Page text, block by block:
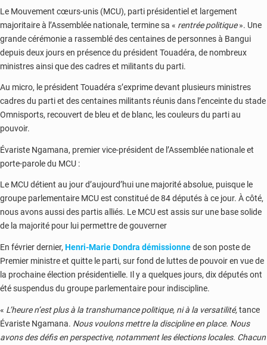
Le Mouvement cœurs-unis (MCU), parti présidentiel et largement
majoritaire à l’Assemblée nationale, termine sa « rentrée politique». Une
grande cérémonie a rassemblé des centaines de personnes à Bangui
depuis deux jours en présence du président Touadéra, de nombreux
ministres ainsi que des cadres et militants du parti.
Au micro, le président Touadéra s’exprime devant plusieurs ministres
cadres du parti et des centaines militants réunis dans l’enceinte du stade
Omnisports, recouvert de bleu et de blanc, les couleurs du parti au
pouvoir.
Évariste Ngamana, premier vice-président de l’Assemblée nationale et
porte-parole du MCU :
Le MCU détient au jour d’aujourd’hui une majorité absolue, puisque le
groupe parlementaire MCU est constitué de 84 députés à ce jour. À côté,
nous avons aussi des partis alliés. Le MCU est assis sur une base solide
de la majorité pour lui permettre de gouverner
En février dernier, Henri-Marie Dondra démissionnede son poste de
Premier ministre et quitte le parti, sur fond de luttes de pouvoir en vue de
la prochaine élection présidentielle. Il y a quelques jours, dix députés ont
été suspendus du groupe parlementaire pour indiscipline.
« L’heure n’est plus à la transhumance politique, ni à la versatilité,tance
Évariste Ngamana. Nous voulons mettre la discipline en place. Nous
avons des défis en perspective, notamment les élections locales. Chacun